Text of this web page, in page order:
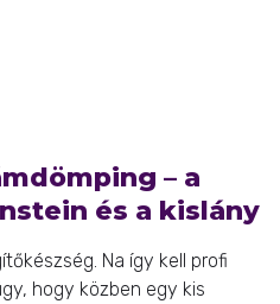
– a
és a kislány
Na így kell profi
hogy közben egy kis